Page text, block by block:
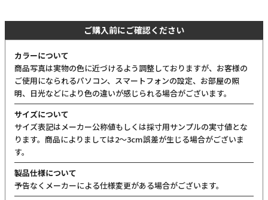
ご購入前にご確認ください
カラーについて
商品写真は実物の色に近づけるよう調整しておりますが、お客様の
ご使用になられるパソコン、スマートフォンの設定、お部屋の照
明、日光などにより色の違いが感じられる場合がございます。
サイズについて
サイズ表記はメーカー公称値もしくは採寸用サンプルの実寸値とな
ります。商品によりましては2〜3cm誤差が生じる場合がございま
す。
製品仕様について
予告なくメーカーによる仕様変更がある場合がございます。